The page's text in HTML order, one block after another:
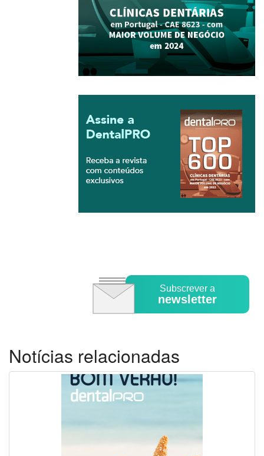
Subscrever a
newsletter
Notícias relacionadas